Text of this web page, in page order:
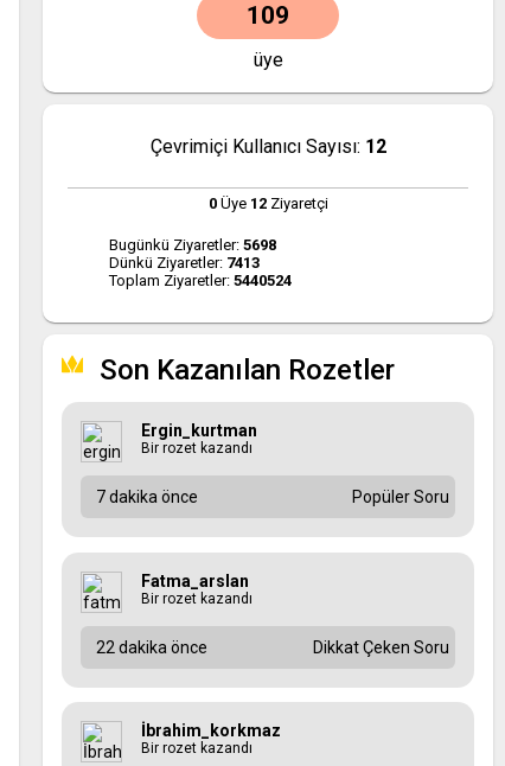
109
üye
Çevrimiçi Kullanıcı Sayısı: 12
0Üye 12Ziyaretçi
Bugünkü Ziyaretler: 5698
Dünkü Ziyaretler: 7413
Toplam Ziyaretler: 5440524
Son Kazanılan Rozetler
Ergin_kurtman
Bir rozet kazandı
7 dakika önce Popüler Soru
Fatma_arslan
Bir rozet kazandı
22 dakika önce Dikkat Çeken Soru
İbrahim_korkmaz
Bir rozet kazandı